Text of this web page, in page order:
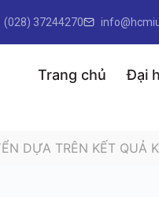
(028) 37244270
Trang chủ Đại
DỰA TRÊN KẾT